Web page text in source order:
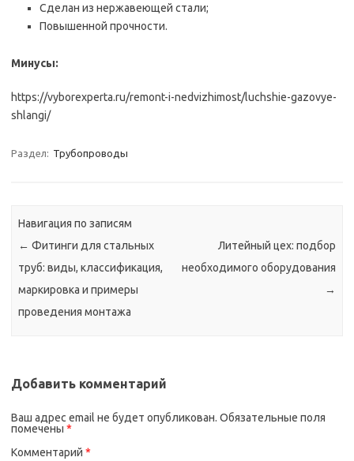
Сделан из нержавеющей стали;
Повышенной прочности.
Минусы:
https://vyborexperta.ru/remont-i-nedvizhimost/luchshie-gazovye-
shlangi/
Раздел: Трубопроводы
Навигация по записям
← Фитинги для стальных
труб: виды, классификация,
маркировка и примеры
проведения монтажа
Литейный цех: подбор
необходимого оборудования
→
Добавить комментарий
Ваш адрес email не будет опубликован. Обязательные поля
помечены *
Комментарий *